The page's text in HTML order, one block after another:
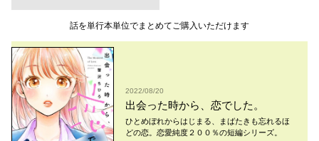
話を単行本単位でまとめてご購入いただけます
2022/08/20
出会った時から、恋でした。
ひとめぼれからはじまる、まばたきも忘れるほ
どの恋。恋愛純度２００％の短編シリーズ。